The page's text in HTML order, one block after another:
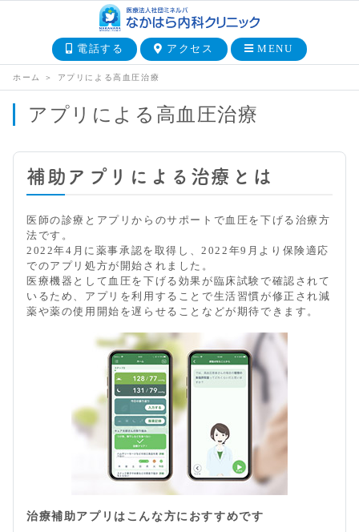
電話する アクセス MENU
ホーム ＞ アプリによる高血圧治療
アプリによる高血圧治療
補助アプリによる治療とは
医師の診療とアプリからのサポートで血圧を下げる治療方
法です。
2022年4月に薬事承認を取得し、2022年9月より保険適応
でのアプリ処方が開始されました。
医療機器として血圧を下げる効果が臨床試験で確認されて
いるため、アプリを利用することで生活習慣が修正され減
薬や薬の使用開始を遅らせることなどが期待できます。
治療補助アプリはこんな方におすすめです